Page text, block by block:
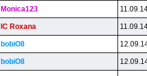
Monica123
IC Roxana
bobiO8
bobiO8